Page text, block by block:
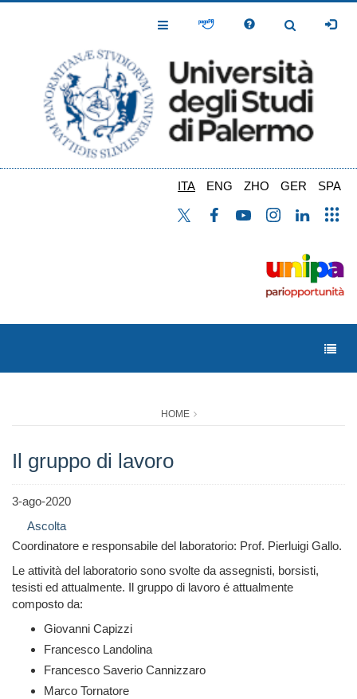
Toggle
Toggle
ITA ENG ZHO GER SPA
HOME
Il gruppo di lavoro
3-ago-2020
Ascolta
Coordinatore e responsabile del laboratorio: Prof. Pierluigi Gallo.
Le attività del laboratorio sono svolte da assegnisti, borsisti,
tesisti ed attualmente. Il gruppo di lavoro é attualmente
composto da:
Giovanni Capizzi
Francesco Landolina
Francesco Saverio Cannizzaro
Marco Tornatore